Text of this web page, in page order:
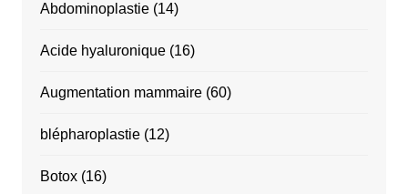
Abdominoplastie(14)
Acide hyaluronique(16)
Augmentation mammaire(60)
blépharoplastie(12)
Botox(16)